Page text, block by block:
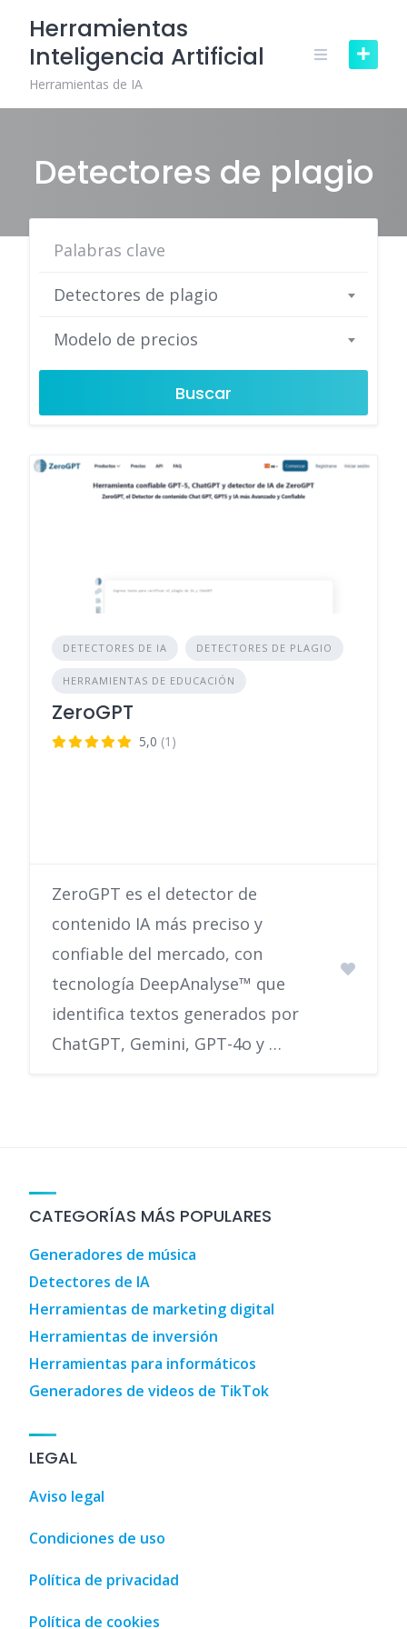
content
Herramientas
Inteligencia Artificial
Herramientas de IA
Detectores de plagio
Detectores de plagio
Modelo de precios
Buscar
DETECTORES DE IA DETECTORES DE PLAGIO
HERRAMIENTAS DE EDUCACIÓN
ZeroGPT
5,0 (1)
ZeroGPT es el detector de
contenido IA más preciso y
confiable del mercado, con
tecnología DeepAnalyse™ que
identifica textos generados por
ChatGPT, Gemini, GPT-4o y …
CATEGORÍAS MÁS POPULARES
Generadores de música
Detectores de IA
Herramientas de marketing digital
Herramientas de inversión
Herramientas para informáticos
Generadores de videos de TikTok
LEGAL
Aviso legal
Condiciones de uso
Política de privacidad
Política de cookies